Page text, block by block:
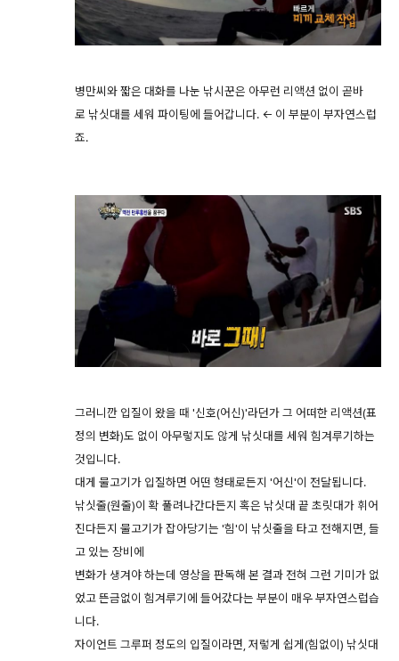
병만씨와 짧은 대화를 나눈 낚시꾼은 아무런 리액션 없이 곧바
로 낚싯대를 세워 파이팅에 들어갑니다. ← 이 부분이 부자연스럽
죠.
그러니깐 입질이 왔을 때 '신호(어신)'라던가 그 어떠한 리액션(표
정의 변화)도 없이 아무렇지도 않게 낚싯대를 세워 힘겨루기하는
것입니다.
대게 물고기가 입질하면 어떤 형태로든지 '어신'이 전달됩니다.
낚싯줄(원줄)이 확 풀려나간다든지 혹은 낚싯대 끝 초릿대가 휘어
진다든지 물고기가 잡아당기는 '힘'이 낚싯줄을 타고 전해지면, 들
고 있는 장비에
변화가 생겨야 하는데 영상을 판독해 본 결과 전혀 그런 기미가 없
었고 뜬금없이 힘겨루기에 들어갔다는 부분이 매우 부자연스럽습
니다.
자이언트 그루퍼 정도의 입질이라면, 저렇게 쉽게(힘없이) 낚싯대